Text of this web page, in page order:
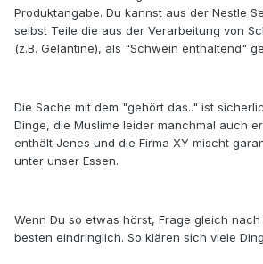
Produktangabe. Du kannst aus der Nestle
selbst Teile die aus der Verarbeitung von
(z.B. Gelantine), als "Schwein enthaltend"
Die Sache mit dem "gehört das.." ist
Dinge, die Muslime leider manchmal auch
enthält Jenes und die Firma XY mischt
unter unser Essen.
Wenn Du so etwas hörst, Frage gleich nach
besten eindringlich. So klären sich viele